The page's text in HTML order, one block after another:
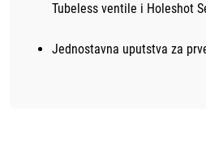
Tubeless ventile i Holeshot
Jednostavna uputstva za